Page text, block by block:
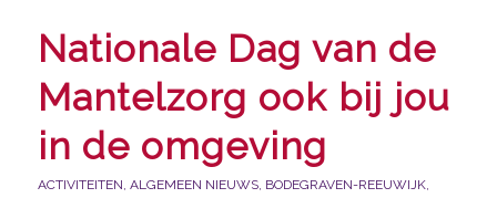
Nationale Dag van de
Mantelzorg ook bij jou
in de omgeving
ACTIVITEITEN, ALGEMEEN NIEUWS, BODEGRAVEN-REEUWIJK,